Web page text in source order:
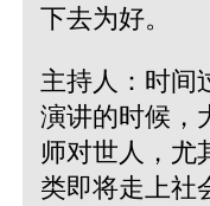
下去为好。
主持人：时间
演讲的时候，
师对世人，尤
类即将走上社